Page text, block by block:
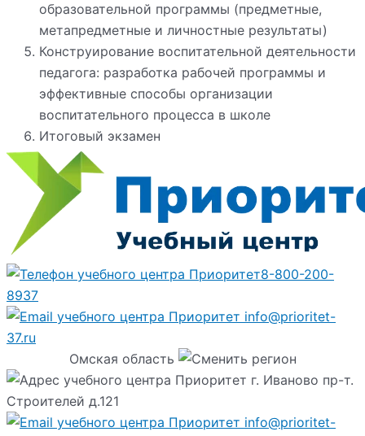
образовательной программы (предметные,
метапредметные и личностные результаты)
Конструирование воспитательной деятельности
педагога: разработка рабочей программы и
эффективные способы организации
воспитательного процесса в школе
Итоговый экзамен
8-800-200-
8937
info@prioritet-
37.ru
Омская область
г. Иваново пр-т.
Строителей д.121
info@prioritet-